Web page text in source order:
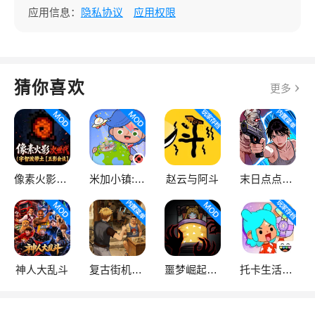
应用信息：
隐私协议 应用权限
猜你喜欢 更多
像素火影次世代 米加小镇:世界 赵云与阿斗 末日点点（辅助菜单）
神人大乱斗 复古街机大亨 噩梦崛起：生存 托卡生活：世界